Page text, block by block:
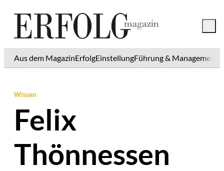
Aus dem MagazinErfolgEinstellungFührung & Management
Wissen
Felix
Thönnessen